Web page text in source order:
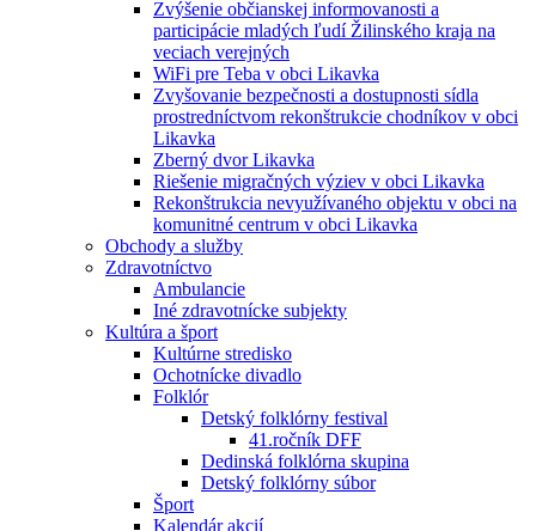
Zvýšenie občianskej informovanosti a
participácie mladých ľudí Žilinského kraja na
veciach verejných
WiFi pre Teba v obci Likavka
Zvyšovanie bezpečnosti a dostupnosti sídla
prostredníctvom rekonštrukcie chodníkov v obci
Likavka
Zberný dvor Likavka
Riešenie migračných výziev v obci Likavka
Rekonštrukcia nevyužívaného objektu v obci na
komunitné centrum v obci Likavka
Obchody a služby
Zdravotníctvo
Ambulancie
Iné zdravotnícke subjekty
Kultúra a šport
Kultúrne stredisko
Ochotnícke divadlo
Folklór
Detský folklórny festival
41.ročník DFF
Dedinská folklórna skupina
Detský folklórny súbor
Šport
Kalendár akcií